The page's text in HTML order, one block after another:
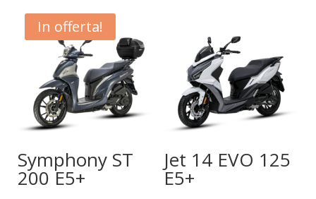
In offerta!
Symphony ST
200 E5+
Jet 14 EVO 125
E5+